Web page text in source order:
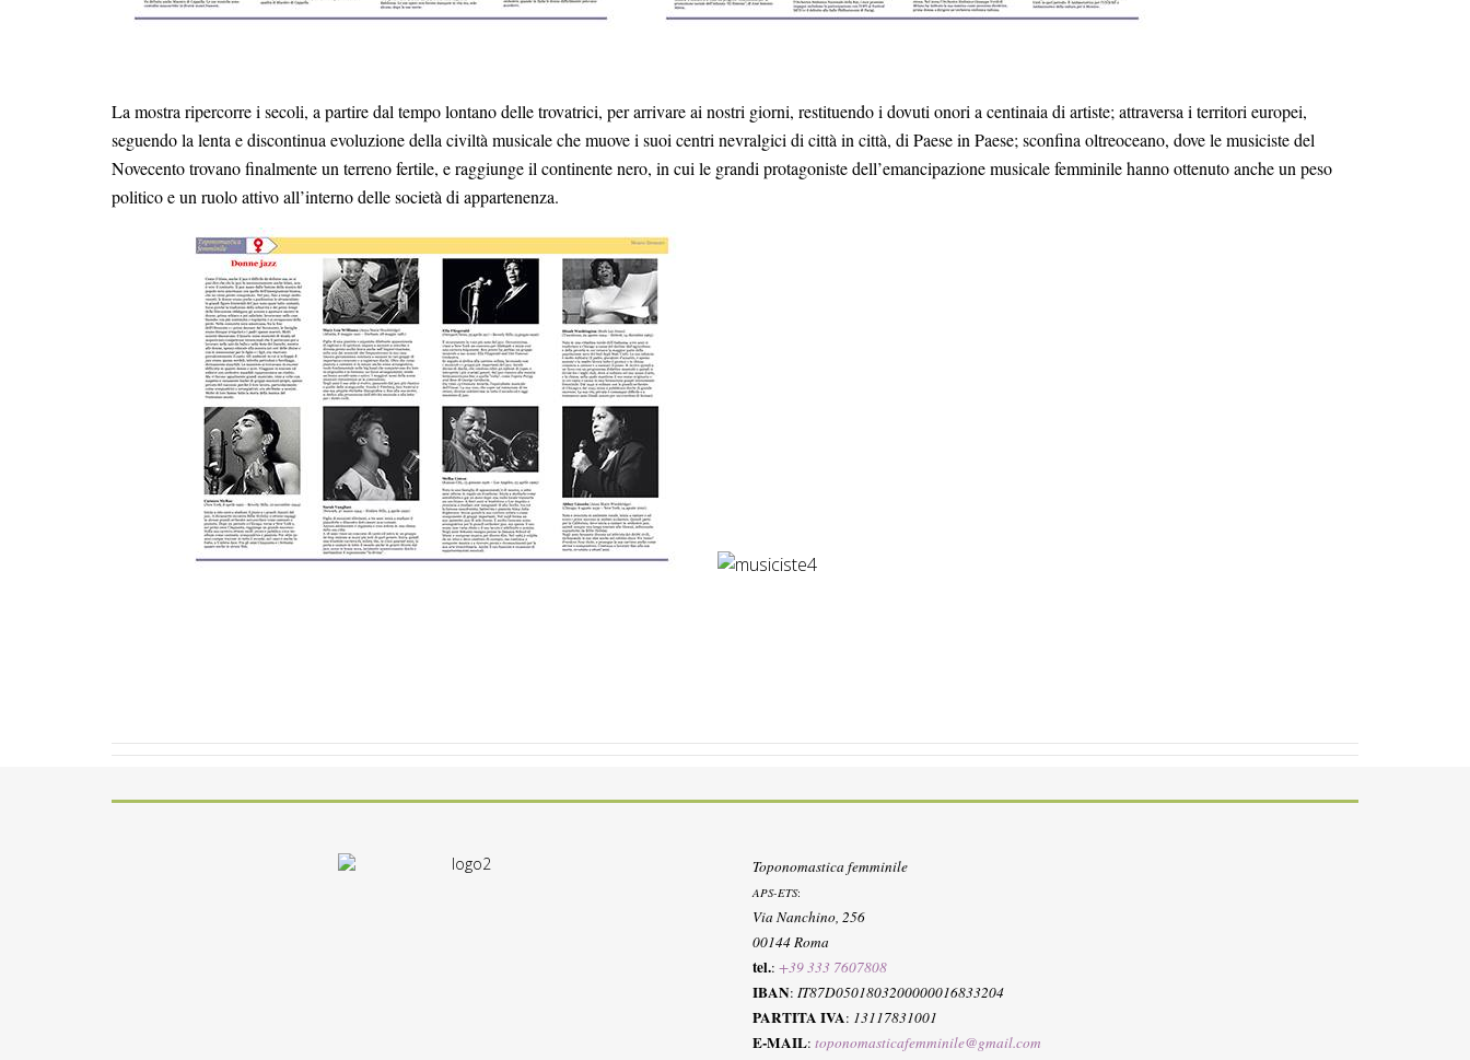
La mostra ripercorre i secoli, a partire dal tempo lontano delle trovatrici, per arrivare ai nostri giorni, restituendo i dovuti onori a centinaia di artiste; attraversa i territori europei,
seguendo la lenta e discontinua evoluzione della civiltà musicale che muove i suoi centri nevralgici di città in città, di Paese in Paese; sconfina oltreoceano, dove le musiciste del
Novecento trovano finalmente un terreno fertile, e raggiunge il continente nero, in cui le grandi protagoniste dell’emancipazione musicale femminile hanno ottenuto anche un peso
politico e un ruolo attivo all’interno delle società di appartenenza.
Toponomastica femminile
APS-ETS:
Via Nanchino, 256
00144 Roma
tel.: +39 333 7607808
IBAN: IT87D0501803200000016833204
PARTITA IVA: 13117831001
E-MAIL: toponomasticafemminile@gmail.com